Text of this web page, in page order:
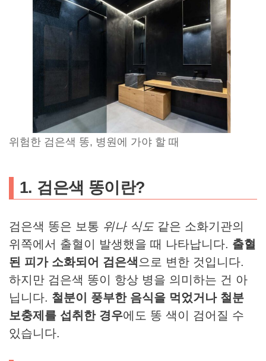
위험한 검은색 똥, 병원에 가야 할 때
1. 검은색 똥이란?
검은색 똥은 보통 위나 식도 같은 소화기관의
위쪽에서 출혈이 발생했을 때 나타납니다. 출혈
된 피가 소화되어 검은색 으로 변한 것입니다.
하지만 검은색 똥이 항상 병을 의미하는 건 아
닙니다. 철분이 풍부한 음식을 먹었거나 철분
보충제를 섭취한 경우에도 똥 색이 검어질 수
있습니다.